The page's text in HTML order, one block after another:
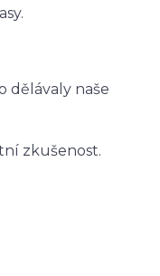
dělávaly naše
zkušenost.